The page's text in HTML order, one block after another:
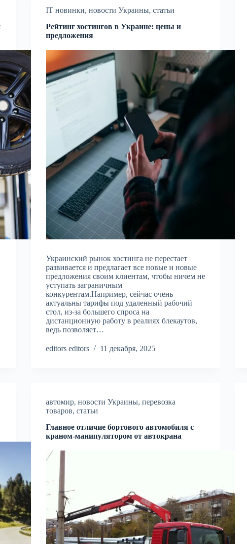
IT новинки,новости Украины,статьи
Рейтинг хостингов в Украине: цены и
предложения
Украинский рынок хостинга не перестает
развивается и предлагает все новые и новые
предложения своим клиентам, чтобы ничем не
уступать заграничным
конкурентам.Например, сейчас очень
актуальны тарифы под удаленный рабочий
стол, из-за большего спроса на
дистанционную работу в реалиях блекаутов,
ведь позволяет…
editors editors 11 декабря, 2025
автомир,новости Украины,перевозка
товаров,статьи
Главное отличие бортового автомобиля с
краном-манипулятором от автокрана